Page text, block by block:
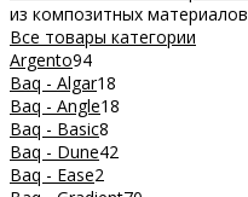
из композитных материалов
Все товары категории
Argento94
Baq - Algar18
Baq - Angle18
Baq - Basic8
Baq - Dune42
Baq - Ease2